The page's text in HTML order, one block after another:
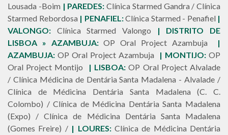
Lousada -Boim | PAREDES: Clínica Starmed Gandra / Clínica
Starmed Rebordosa | PENAFIEL:Clínica Starmed - Penafiel |
VALONGO:
Clínica Starmed Valongo | DISTRITO DE
LISBOA » AZAMBUJA:OP Oral Project Azambuja
|
AZAMBUJA: OP Oral Project Azambuja | MONTIJO: OP
Oral Project Montijo
| LISBOA: OP Oral Project Alvalade
/ Clínica Médicina de Dentária Santa Madalena - Alvalade /
Clínica de Médicina Dentária Santa Madalena (C. C.
Colombo) / Clínica de Médicina Dentária Santa Madalena
(Expo) / Clínica de Médicina Dentária Santa Madalena
(Gomes Freire) / | LOURES:Clínica de Médicina Dentária